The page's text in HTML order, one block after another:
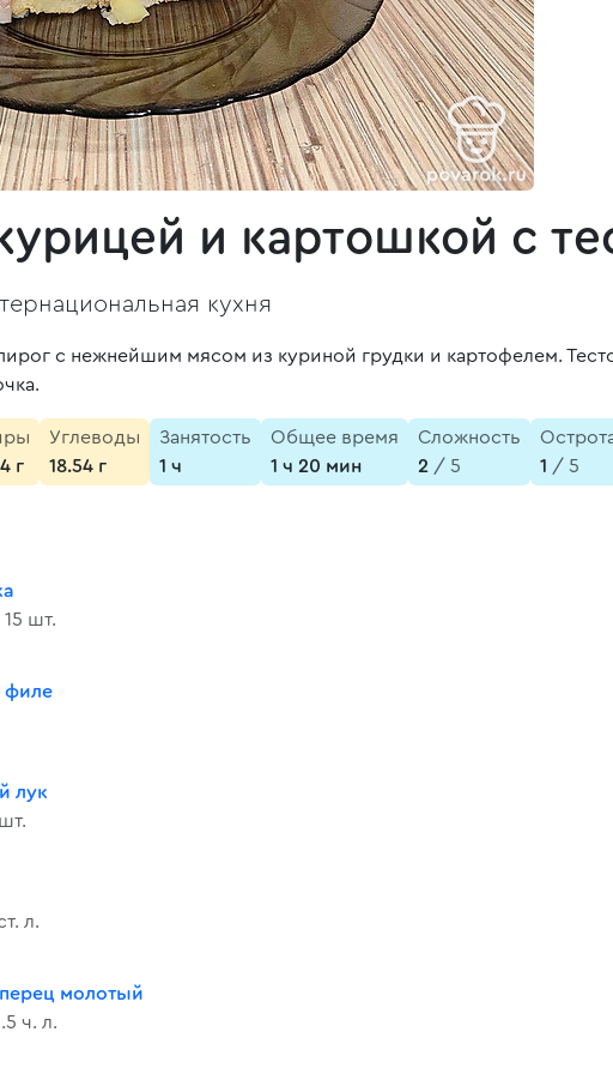
и картошкой с
кухня
с нежнейшим мясом из куриной грудки и картофелем.
г
Углеводы
18.54 г
Занятость
1 ч
Общее время
1 ч 20 мин
Сложность
2 / 5
1 / 5
шт.
филе
лук
л.
молотый
ч. л.